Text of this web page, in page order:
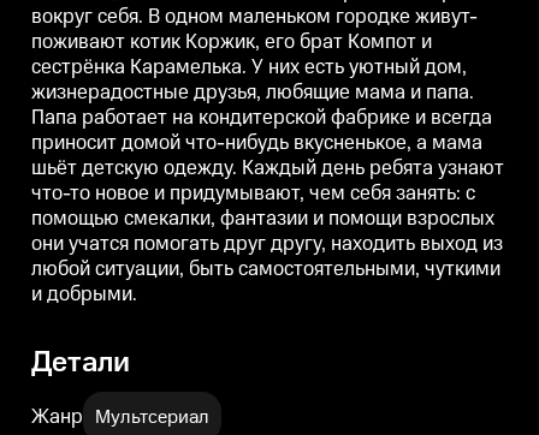
а мама шьёт детскую одежду.
Каждый день ребята узнают
что-то новое и придумывают,
чем себя занять: с помощью
смекалки, фантазии и помощи
взрослых они учатся помогать
друг другу, находить выход из
любой ситуации, быть
самостоятельными, чуткими и
добрыми.
а мама шьёт детскую одежду.
Каждый день ребята узнают
что-то новое и придумывают,
чем себя занять: с помощью
смекалки, фантазии и помощи
взрослых они учатся помогать
друг другу, находить выход из
любой ситуации, быть
самостоятельными, чуткими и
добрыми.
вокруг себя. В одном маленьком городке живут-
поживают котик Коржик, его брат Компот и
сестрёнка Карамелька. У них есть уютный дом,
жизнерадостные друзья, любящие мама и папа.
Папа работает на кондитерской фабрике и всегда
приносит домой что-нибудь вкусненькое, а мама
шьёт детскую одежду. Каждый день ребята узнают
что-то новое и придумывают, чем себя занять: с
помощью смекалки, фантазии и помощи взрослых
они учатся помогать друг другу, находить выход из
любой ситуации, быть самостоятельными, чуткими
и добрыми.
Детали
Жанр Мультсериал